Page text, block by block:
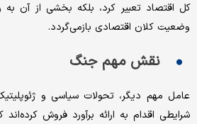
کل اقتصاد تعبیر کرد، بلکه بخشی از آن
وضعیت کلان اقتصادی بازمی‌گردد.
نقش مهم جنگ
عامل مهم دیگر، تحولات سیاسی و
شرایطی اقدام به ارائه برآورد فروش